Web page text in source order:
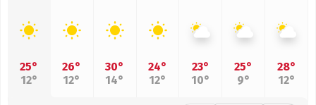
25°
12°
26°
12°
30°
14°
24°
12°
23°
10°
25°
9°
28°
12°